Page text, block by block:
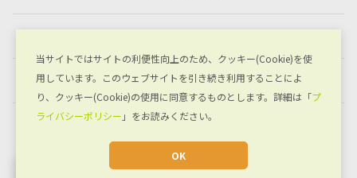
プライバシーポリシー
お問い合わせ
当サイトではサイトの利便性向上のため、クッキー(Cookie)を使
用しています。このウェブサイトを引き続き利用することによ
り、クッキー(Cookie)の使用に同意するものとします。詳細は「プ
ライバシーポリシー 」をお読みください。
OK